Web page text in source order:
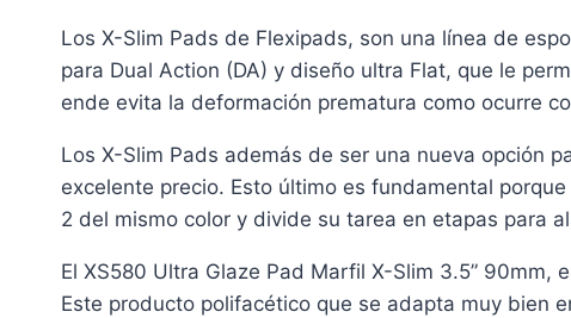
Los X-Slim Pads de Flexipads, son una línea de
para Dual Action (DA) y diseño ultra Flat, que le
ende evita la deformación prematura como ocurre
Los X-Slim Pads además de ser una nueva opción
excelente precio. Esto último es fundamental
2 del mismo color y divide su tarea en etapas para
El XS580 Ultra Glaze Pad Marfil X-Slim 3.5”
Este producto polifacético que se adapta muy bien